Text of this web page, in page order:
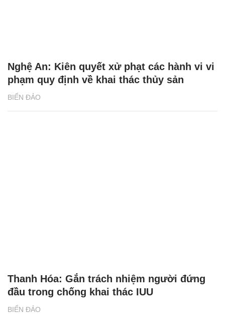
BIỂN ĐẢO
Nghệ An: Kiên quyết xử phạt các hành vi vi
phạm quy định về khai thác thủy sản
BIỂN ĐẢO
Thanh Hóa: Gắn trách nhiệm người đứng
đầu trong chống khai thác IUU